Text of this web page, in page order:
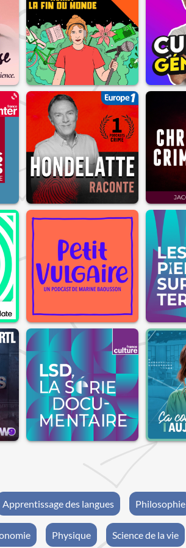
Apprentissage des langues Philosophie
Physique Science de la vie